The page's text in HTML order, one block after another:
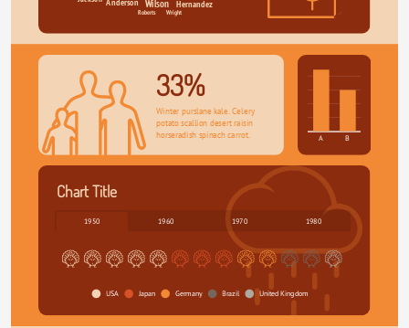
Wilson
Anderson Hernandez
Wright
Roberts
A B
33%
Winter purslane kale. Celery
potato scallion desert raisin
horseradish spinach carrot.
Chart Title
1950 1960 1970 1980
USA Japan Germany Brazil United Kingdom